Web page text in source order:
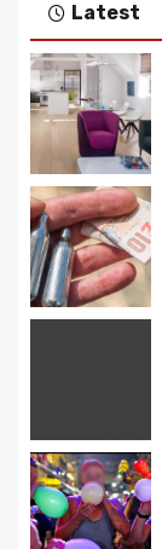
Latest